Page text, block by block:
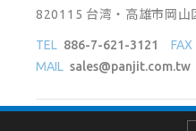
820115 台湾・高雄市岡山
TEL 886-7-621-3121 FAX
MAIL sales@panjit.com.tw